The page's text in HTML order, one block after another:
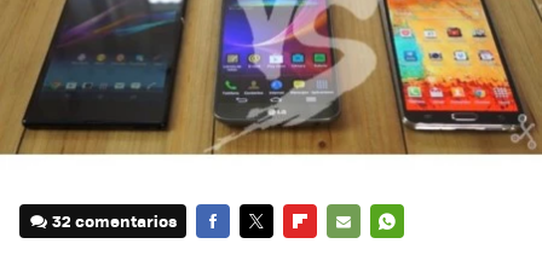
32 comentarios